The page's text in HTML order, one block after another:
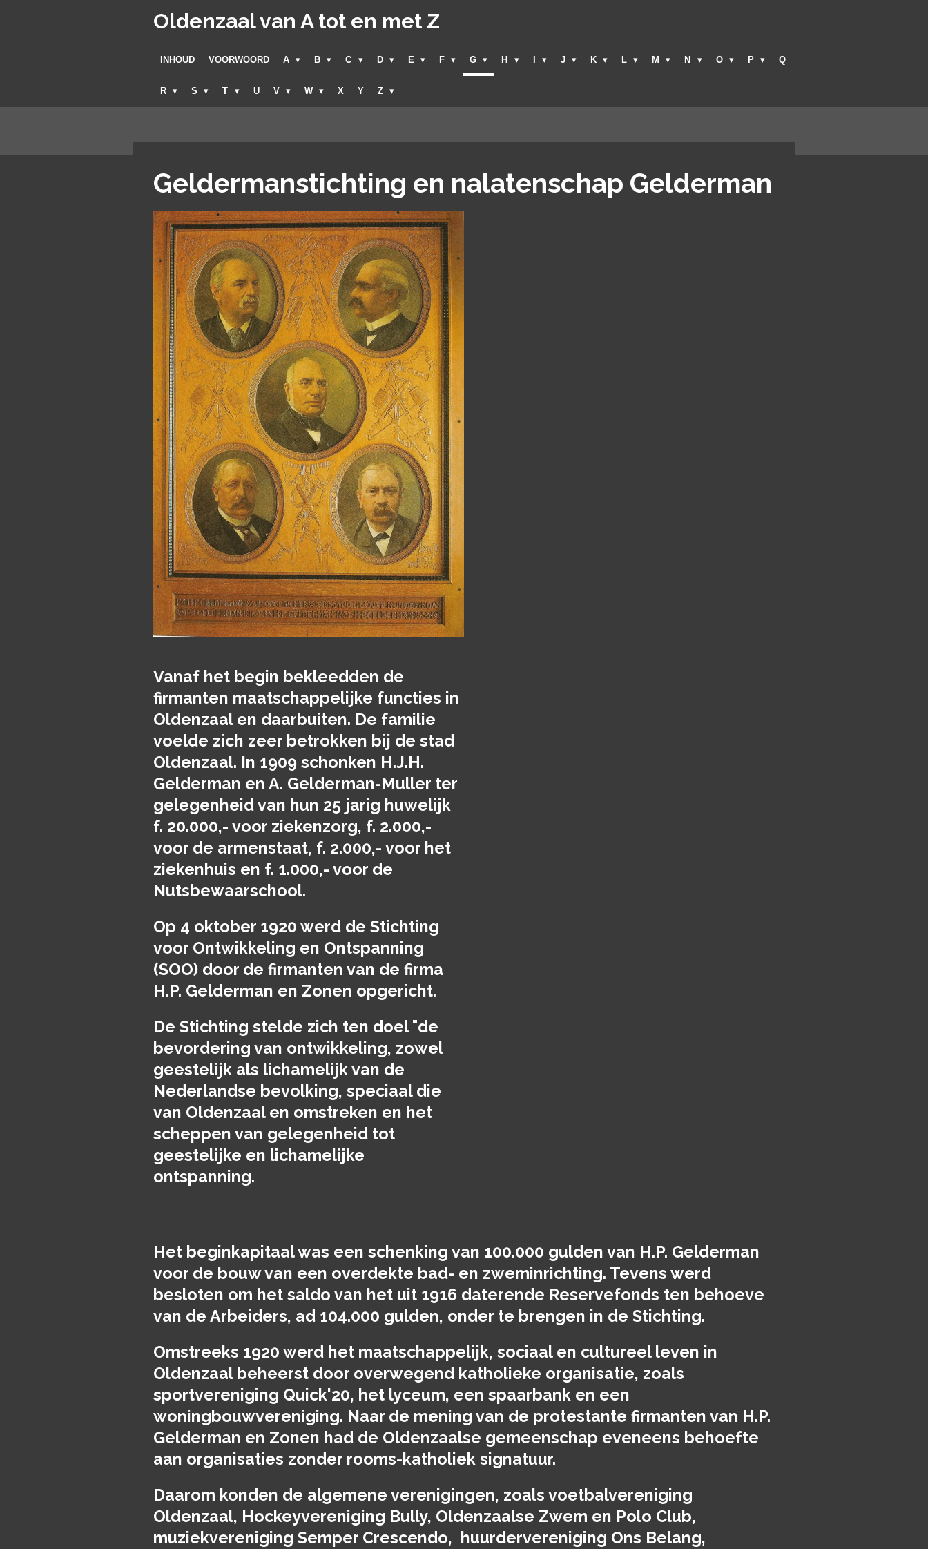
Oldenzaal van A tot en met Z
INHOUD VOORWOORD A B C D E F G H J K L M N O P Q
R S T U V W X Y Z
Geldermanstichting en nalatenschap Gelderman
Vanaf het begin bekleedden de
firmanten maatschappelijke functies in
Oldenzaal en daarbuiten. De familie
voelde zich zeer betrokken bij de stad
Oldenzaal. In 1909 schonken H.J.H.
Gelderman en A. Gelderman-Muller ter
gelegenheid van hun 25 jarig huwelijk
f. 20.000,- voor ziekenzorg, f. 2.000,-
voor de armenstaat, f. 2.000,- voor het
ziekenhuis en f. 1.000,- voor de
Nutsbewaarschool.
Op 4 oktober 1920 werd de Stichting
voor Ontwikkeling en Ontspanning
(SOO) door de firmanten van de firma
H.P. Gelderman en Zonen opgericht.
De Stichting stelde zich ten doel "de
bevordering van ontwikkeling, zowel
geestelijk als lichamelijk van de
Nederlandse bevolking, speciaal die
van Oldenzaal en omstreken en het
scheppen van gelegenheid tot
geestelijke en lichamelijke
ontspanning.
Het beginkapitaal was een schenking van 100.000 gulden van H.P. Gelderman
voor de bouw van een overdekte bad- en zweminrichting. Tevens werd
besloten om het saldo van het uit 1916 daterende Reservefonds ten behoeve
van de Arbeiders, ad 104.000 gulden, onder te brengen in de Stichting.
Omstreeks 1920 werd het maatschappelijk, sociaal en cultureel leven in
Oldenzaal beheerst door overwegend katholieke organisatie, zoals
sportvereniging Quick'20, het lyceum, een spaarbank en een
woningbouwvereniging. Naar de mening van de protestante firmanten van H.P.
Gelderman en Zonen had de Oldenzaalse gemeenschap eveneens behoefte
aan organisaties zonder rooms-katholiek signatuur.
Daarom konden de algemene verenigingen, zoals voetbalvereniging
Oldenzaal, Hockeyvereniging Bully, Oldenzaalse Zwem en Polo Club,
muziekvereniging Semper Crescendo, huurdervereniging Ons Belang,